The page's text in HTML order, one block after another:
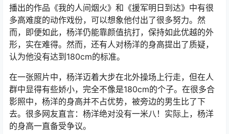
播出的作品《我的人间烟火》和《援军明日到达》中有很
多高难度的动作戏份，可以想象他付出了很多努力。然
而，即便如此，杨洋仍能靠颜值抗打，保持如此优越的外
形，实在难得。然而，还有人对杨洋的身高提出了质疑，
认为他没有达到180cm的标准。
在一张照片中，杨洋迈着大步在北外操场上行走，但在人
群中显得有些娇小，完全不像是180cm的个子。在很多合
影照中，杨洋的身高并不占优势，被旁边的男生比了下
去。很多网友直言：杨洋绝对没有一米八！实际上，杨洋
的身高一直备受争议。